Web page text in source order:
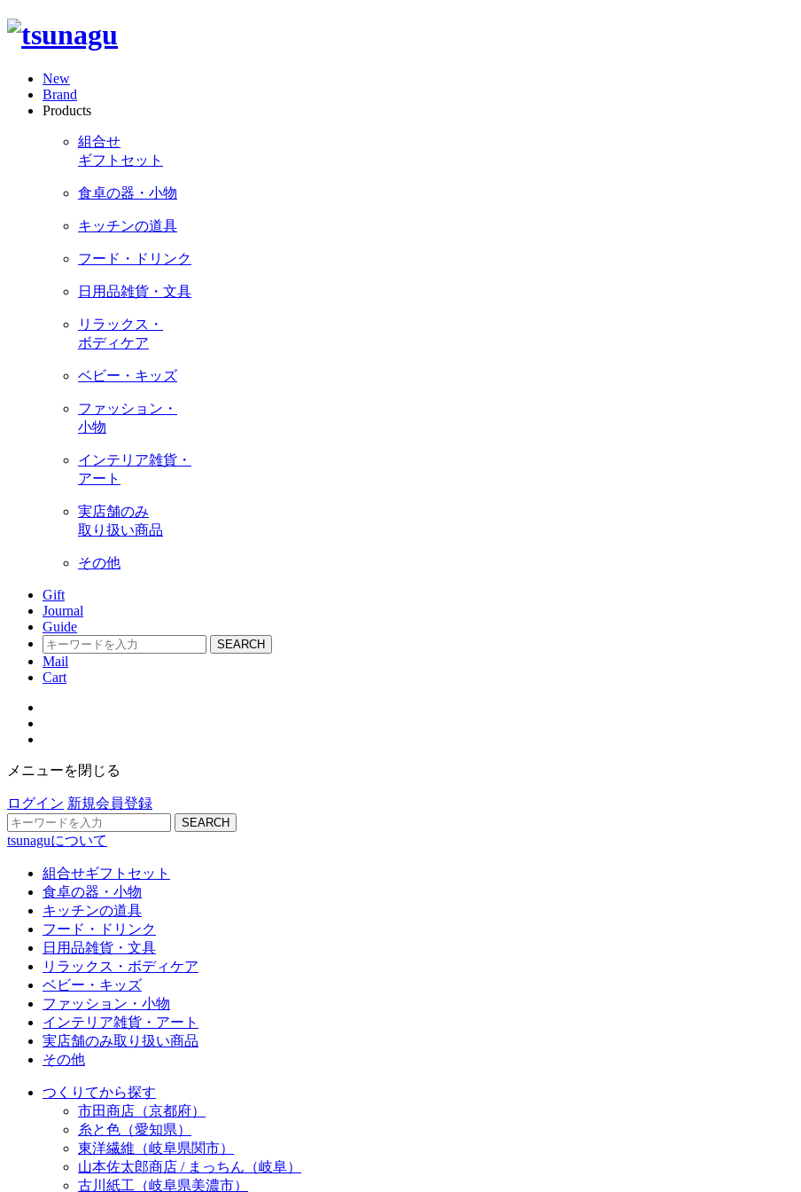
New
Brand
Products
組合せ
ギフトセット
食卓の器・小物
キッチンの道具
フード・ドリンク
日用品雑貨・文具
リラックス・
ボディケア
ベビー・キッズ
ファッション・
小物
インテリア雑貨・
アート
実店舗のみ
取り扱い商品
その他
Gift
Journal
Guide
SEARCH
Mail
Cart
メニューを閉じる
ログイン 新規会員登録
SEARCH
tsunaguについて
組合せギフトセット
食卓の器・小物
キッチンの道具
フード・ドリンク
日用品雑貨・文具
リラックス・ボディケア
ベビー・キッズ
ファッション・小物
インテリア雑貨・アート
実店舗のみ取り扱い商品
その他
つくりてから探す
市田商店（京都府）
糸と色（愛知県）
東洋繊維（岐阜県関市）
山本佐太郎商店 / まっちん（岐阜）
古川紙工（岐阜県美濃市）